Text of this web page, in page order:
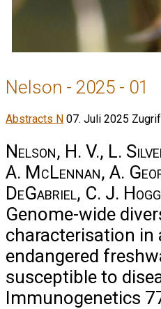
Nelson - 2025 - 01
Abstracts N 07. Juli 2025
Nelson, H. V., L.
A. McLennan, A.
DeGabriel, C. J.
Genome-wide
characterisation in
endangered
susceptible to
Immunogenetics